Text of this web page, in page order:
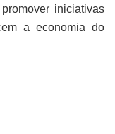
iniciativas
a economia do